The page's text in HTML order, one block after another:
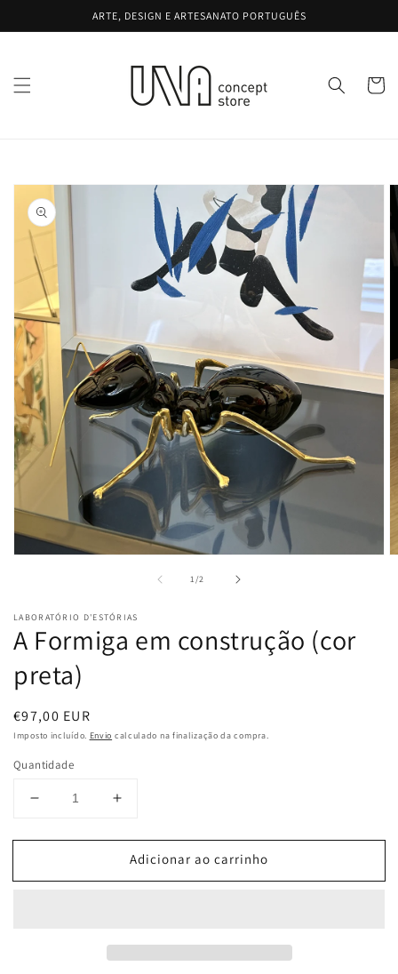
conteúdo
ARTE, DESIGN E ARTESANATO PORTUGUÊS
informação
do produto
em
1/
de2
LABORATÓRIO D'ESTÓRIAS
A Formiga em construção (cor
preta)
Preço
normal
€97,00 EUR
Imposto incluído. Envio calculado na finalização da compra.
Quantidade
Diminuir
quantidade
A
Aumentar
quantidade
de
A
Adicionar ao carrinho